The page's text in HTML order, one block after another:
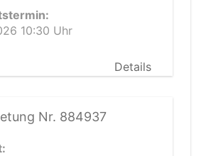
10:30 Uhr
Details
Nr. 884937